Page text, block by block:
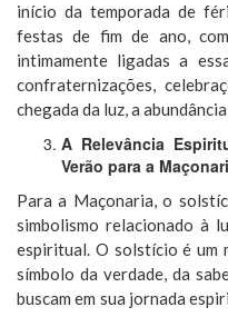
início da temporada de
festas de fim de ano,
intimamente ligadas a
confraternizações,
chegada da luz, a
A Relevância
Verão para a
Para a Maçonaria, o
simbolismo relacionado à
espiritual. O solstício é um
símbolo da verdade, da
buscam em sua jornada